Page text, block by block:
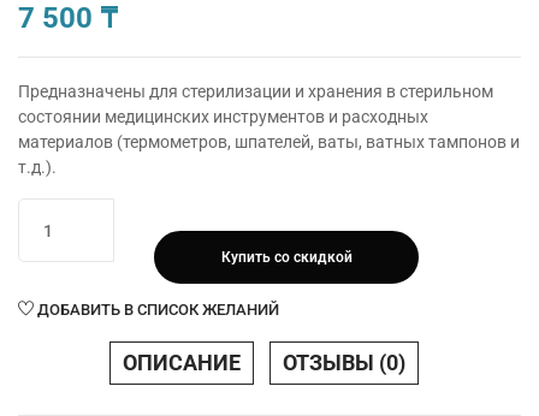
7 500 ₸
Предназначены для стерилизации и хранения в стерильном
состоянии медицинских инструментов и расходных
материалов (термометров, шпателей, ваты, ватных тампонов и
т.д.).
товара
Стакан
СтСК-
Купить со скидкой
ДОБАВИТЬ В СПИСОК ЖЕЛАНИЙ
ОПИСАНИЕ ОТЗЫВЫ (0)